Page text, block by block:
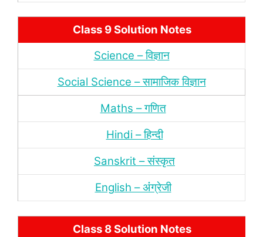
Class 9 Solution Notes
Science – विज्ञान
Social Science – सामाजिक विज्ञान
Maths – गणित
Hindi – हिन्‍दी
Sanskrit – संस्‍कृत
English – अंंग्रेजी
Class 8 Solution Notes